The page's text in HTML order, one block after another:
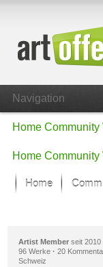
Navigation
Home Community
Home Community
Home
Artist Memberseit 2010
96 Werke · 20
Schweiz